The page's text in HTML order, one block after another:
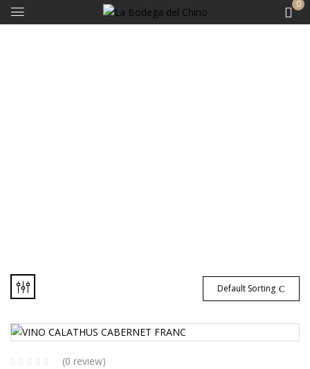
0
Default Sorting
(0 review)